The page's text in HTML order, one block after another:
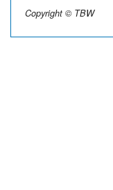
Copyright © TBW